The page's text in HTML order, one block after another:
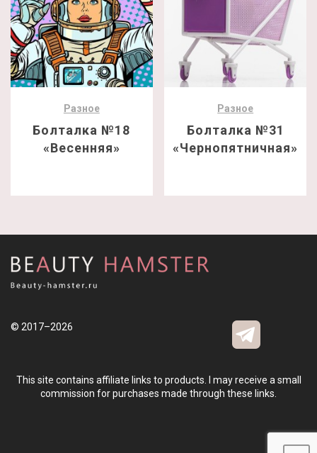
Разное
Болталка №18
«Весенняя»
Разное
Болталка №31
«Чернопятничная»
© 2017–2026
This site contains affiliate links to products. I may receive a small
commission for purchases made through these links.